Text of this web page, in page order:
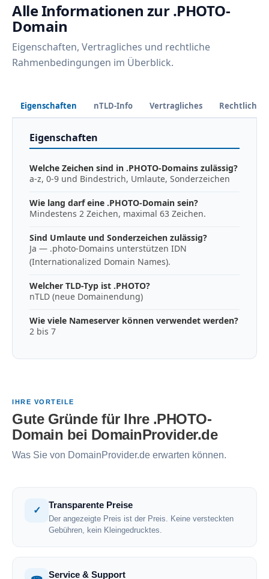
Alle Informationen zur .PHOTO-
Domain
Eigenschaften, Vertragliches und rechtliche
Rahmenbedingungen im Überblick.
Eigenschaften nTLD-Info Vertragliches Rechtliches
Eigenschaften
Welche Zeichen sind in .PHOTO-Domains zulässig?
a-z, 0-9 und Bindestrich, Umlaute, Sonderzeichen
Wie lang darf eine .PHOTO-Domain sein?
Mindestens 2 Zeichen, maximal 63 Zeichen.
Sind Umlaute und Sonderzeichen zulässig?
Ja — .photo-Domains unterstützen IDN
(Internationalized Domain Names).
Welcher TLD-Typ ist .PHOTO?
nTLD (neue Domainendung)
Wie viele Nameserver können verwendet werden?
2 bis 7
IHRE VORTEILE
Gute Gründe für Ihre .PHOTO-
Domain bei DomainProvider.de
Was Sie von DomainProvider.de erwarten können.
✓
Transparente Preise
Der angezeigte Preis ist der Preis. Keine versteckten
Gebühren, kein Kleingedrucktes.
Service & Support